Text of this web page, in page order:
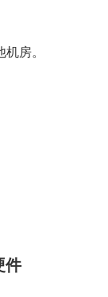
房。
件